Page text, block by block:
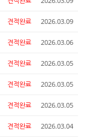
견적완료 2026.03.09
견적완료 2026.03.06
견적완료 2026.03.05
견적완료 2026.03.05
견적완료 2026.03.05
견적완료 2026.03.04